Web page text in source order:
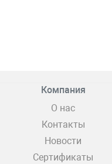
Компания
О нас
Контакты
Новости
Сертификаты